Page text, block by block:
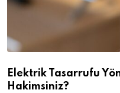
Elektrik Tasarrufu
Hakimsiniz?